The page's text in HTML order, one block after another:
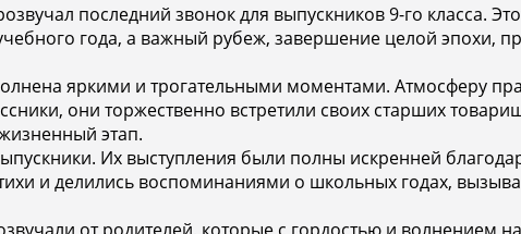
последний звонок для выпускников 9-го класса.
года, а важный рубеж, завершение целой эпохи,
яркими и трогательными моментами. Атмосферу
они торжественно встретили своих старших
этап.
Их выступления были полны искренней
и делились воспоминаниями о школьных годах,